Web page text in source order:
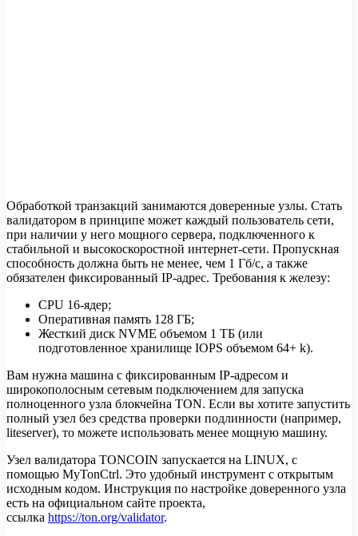
Обработкой транзакций занимаются доверенные узлы. Стать
валидатором в принципе может каждый пользователь сети,
при наличии у него мощного сервера, подключенного к
стабильной и высокоскоростной интернет-сети. Пропускная
способность должна быть не менее, чем 1 Гб/с, а также
обязателен фиксированный IP-адрес. Требования к железу:
CPU 16-ядер;
Оперативная память 128 ГБ;
Жесткий диск NVME объемом 1 ТБ (или
подготовленное хранилище IOPS объемом 64+ k).
Вам нужна машина с фиксированным IP-адресом и
широкополосным сетевым подключением для запуска
полноценного узла блокчейна TON. Если вы хотите запустить
полный узел без средства проверки подлинности (например,
liteserver), то можете использовать менее мощную машину.
Узел валидатора TONCOIN запускается на LINUX, с
помощью MyTonCtrl. Это удобный инструмент с открытым
исходным кодом. Инструкция по настройке доверенного узла
есть на официальном сайте проекта,
ссылка https://ton.org/validator.